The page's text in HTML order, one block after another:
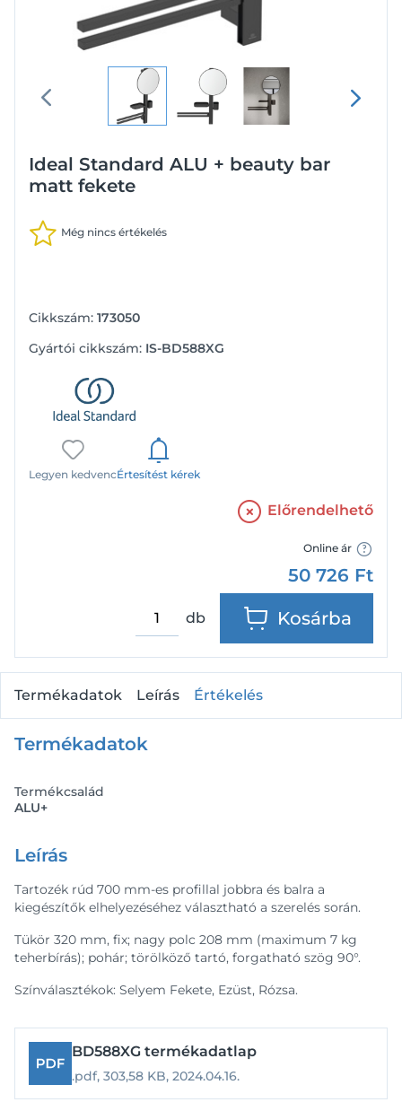
Ideal Standard ALU + beauty bar
matt fekete
Még nincs értékelés
Cikkszám: 173050
Gyártói cikkszám: IS-BD588XG
Legyen kedvencÉrtesítést kérek
Előrendelhető
Online ár
50 726 Ft
db Kosárba
Termékadatok Leírás Értékelés
Termékadatok
Termékcsalád
ALU+
Leírás
Tartozék rúd 700 mm-es profillal jobbra és balra a
kiegészítők elhelyezéséhez választható a szerelés során.
Tükör 320 mm, fix; nagy polc 208 mm (maximum 7 kg
teherbírás); pohár; törölköző tartó, forgatható szög 90°.
Színválasztékok: Selyem Fekete, Ezüst, Rózsa.
BD588XG termékadatlap
.pdf, 303,58 KB, 2024.04.16.